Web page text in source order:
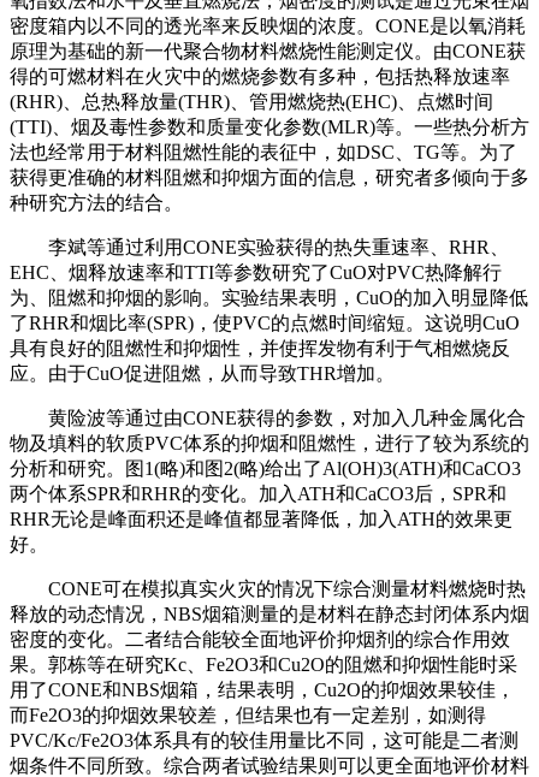
密度箱内以不同的透光率来反映烟的浓度。CONE是以氧消耗
原理为基础的新一代聚合物材料燃烧性能测定仪。由CONE获
得的可燃材料在火灾中的燃烧参数有多种，包括热释放速率
(RHR)、总热释放量(THR)、管用燃烧热(EHC)、点燃时间
(TTI)、烟及毒性参数和质量变化参数(MLR)等。一些热分析方
法也经常用于材料阻燃性能的表征中，如DSC、TG等。为了
获得更准确的材料阻燃和抑烟方面的信息，研究者多倾向于多
种研究方法的结合。
李斌等通过利用CONE实验获得的热失重速率、RHR、
EHC、烟释放速率和TTI等参数研究了CuO对PVC热降解行
为、阻燃和抑烟的影响。实验结果表明，CuO的加入明显降低
了RHR和烟比率(SPR)，使PVC的点燃时间缩短。这说明CuO
具有良好的阻燃性和抑烟性，并使挥发物有利于气相燃烧反
应。由于CuO促进阻燃，从而导致THR增加。
黄险波等通过由CONE获得的参数，对加入几种金属化合
物及填料的软质PVC体系的抑烟和阻燃性，进行了较为系统的
分析和研究。图1(略)和图2(略)给出了Al(OH)3(ATH)和CaCO3
两个体系SPR和RHR的变化。加入ATH和CaCO3后，SPR和
RHR无论是峰面积还是峰值都显著降低，加入ATH的效果更
好。
CONE可在模拟真实火灾的情况下综合测量材料燃烧时热
释放的动态情况，NBS烟箱测量的是材料在静态封闭体系内烟
密度的变化。二者结合能较全面地评价抑烟剂的综合作用效
果。郭栋等在研究Kc、Fe2O3和Cu2O的阻燃和抑烟性能时采
用了CONE和NBS烟箱，结果表明，Cu2O的抑烟效果较佳，
而Fe2O3的抑烟效果较差，但结果也有一定差别，如测得
PVC/Kc/Fe2O3体系具有的较佳用量比不同，这可能是二者测
烟条件不同所致。综合两者试验结果则可以更全面地评价材料